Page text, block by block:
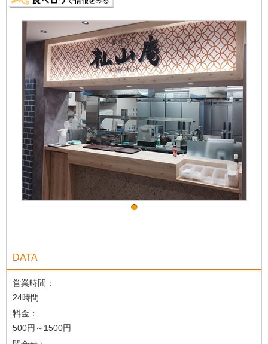
DATA
営業時間：
24時間
料金：
500円～1500円